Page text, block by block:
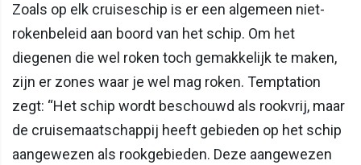
Zoals op elk cruiseschip is er een algemeen niet-
rokenbeleid aan boord van het schip. Om het
diegenen die wel roken toch gemakkelijk te maken,
zijn er zones waar je wel mag roken. Temptation
zegt: “Het schip wordt beschouwd als rookvrij, maar
de cruisemaatschappij heeft gebieden op het schip
aangewezen als rookgebieden. Deze aangewezen